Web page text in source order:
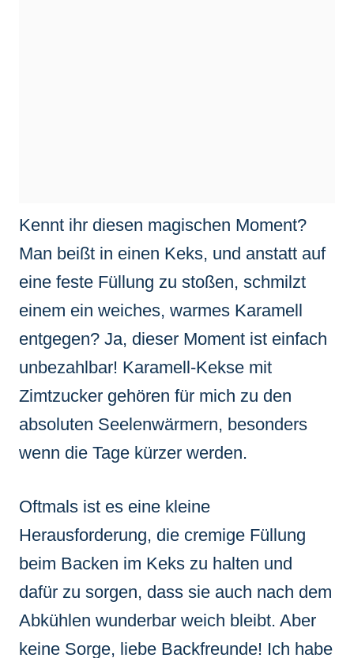
Kennt ihr diesen magischen Moment?
Man beißt in einen Keks, und anstatt auf
eine feste Füllung zu stoßen, schmilzt
einem ein weiches, warmes Karamell
entgegen? Ja, dieser Moment ist einfach
unbezahlbar! Karamell-Kekse mit
Zimtzucker gehören für mich zu den
absoluten Seelenwärmern, besonders
wenn die Tage kürzer werden.
Oftmals ist es eine kleine
Herausforderung, die cremige Füllung
beim Backen im Keks zu halten und
dafür zu sorgen, dass sie auch nach dem
Abkühlen wunderbar weich bleibt. Aber
keine Sorge, liebe Backfreunde! Ich habe